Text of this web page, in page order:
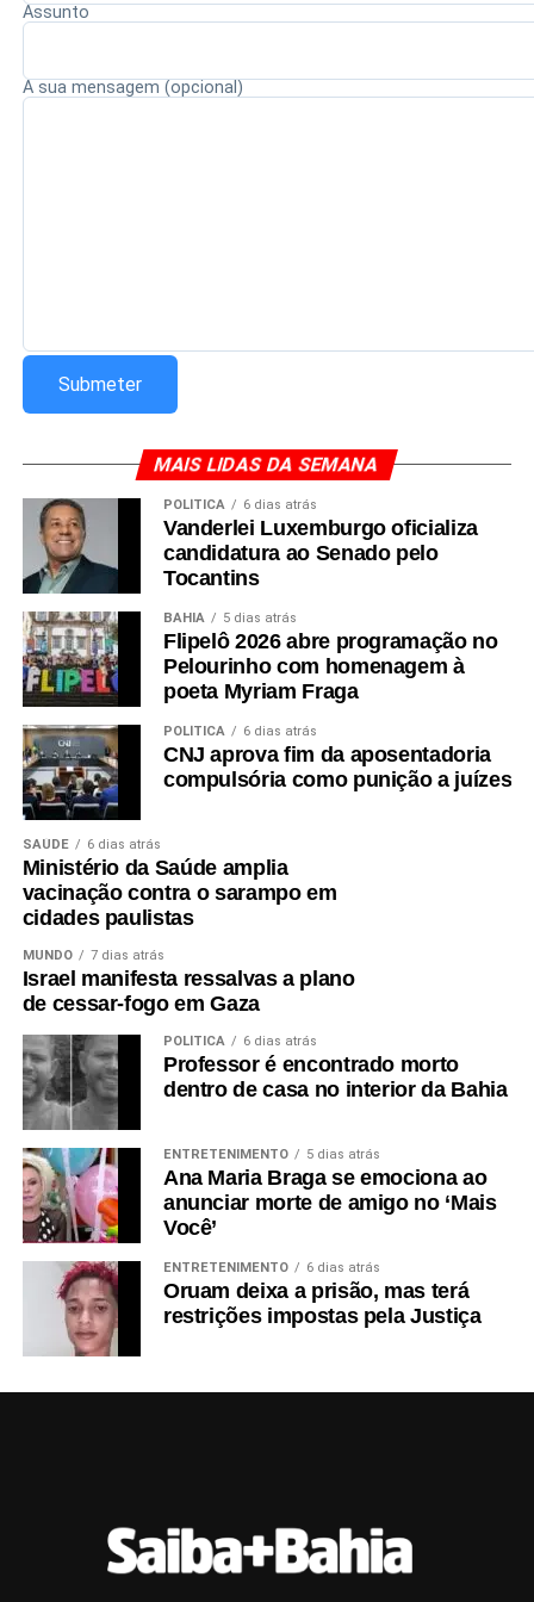
Redação Saiba+
Assunto
A sua mensagem (opcional)
MAIS LIDAS DA SEMANA
POLÍTICA 6 dias atrás
Vanderlei Luxemburgo oficializa
candidatura ao Senado pelo
Tocantins
BAHIA 5 dias atrás
Flipelô 2026 abre programação no
Pelourinho com homenagem à
poeta Myriam Fraga
POLÍTICA 6 dias atrás
CNJ aprova fim da aposentadoria
compulsória como punição a juízes
SAÚDE 6 dias atrás
Ministério da Saúde amplia
vacinação contra o sarampo em
cidades paulistas
MUNDO 7 dias atrás
Israel manifesta ressalvas a plano
de cessar-fogo em Gaza
POLÍTICA 6 dias atrás
Professor é encontrado morto
dentro de casa no interior da Bahia
ENTRETENIMENTO 5 dias atrás
Ana Maria Braga se emociona ao
anunciar morte de amigo no ‘Mais
Você’
ENTRETENIMENTO 6 dias atrás
Oruam deixa a prisão, mas terá
restrições impostas pela Justiça